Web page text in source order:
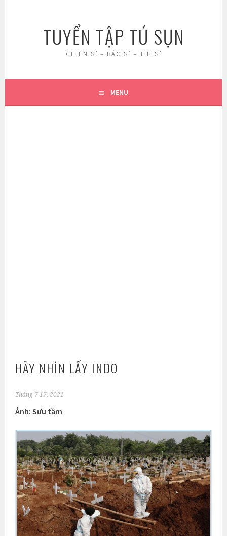
TUYỂN TẬP TÚ SỤN
CHIẾN SĨ – BÁC SĨ – THI SĨ
MENU
HÃY NHÌN LẤY INDO
Tháng 7 17, 2021
Ảnh: Sưu tầm